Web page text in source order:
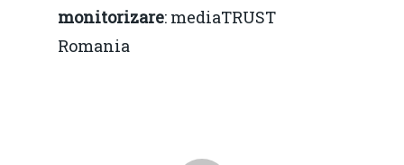
monitorizare: mediaTRUST
Romania